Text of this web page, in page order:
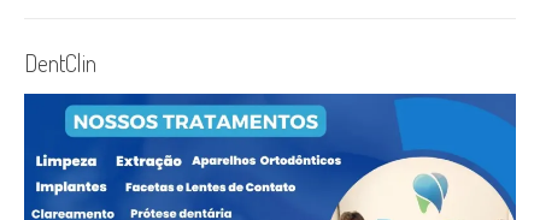
DentClin